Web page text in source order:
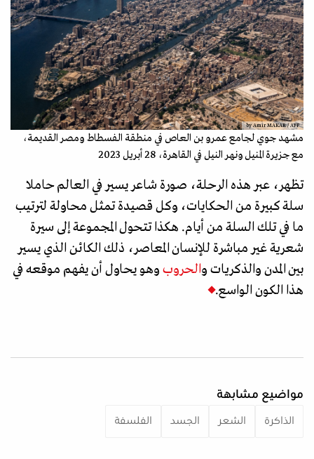
by Amir MAKAR / AFP
مشهد جوي لجامع عمرو بن العاص في منطقة الفسطاط ومصر القديمة،
مع جزيرة المنيل ونهر النيل في القاهرة، 28 أبريل 2023
تظهر، عبر هذه الرحلة، صورة شاعر يسير في العالم حاملا
سلة كبيرة من الحكايات، وكل قصيدة تمثل محاولة لترتيب
ما في تلك السلة من أيام. هكذا تتحول المجموعة إلى سيرة
شعرية غير مباشرة للإنسان المعاصر، ذلك الكائن الذي يسير
بين المدن والذكريات والحروب وهو يحاول أن يفهم موقعه في
هذا الكون الواسع.
مواضيع مشابهة
الذاكرة الشعر الجسد الفلسفة